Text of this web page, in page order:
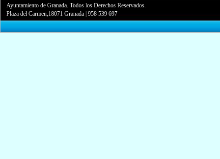
Ayuntamiento de Granada. Todos los Derechos Reservados.
Plaza del Carmen,18071 Granada |958 539 697